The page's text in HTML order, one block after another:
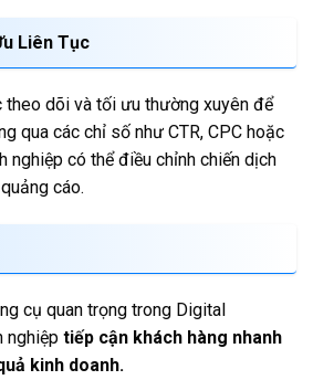
Liên Tục
dõi và tối ưu thường xuyên để
qua các chỉ số như CTR, CPC hoặc
nghiệp có thể điều chỉnh chiến dịch
cáo.
cụ quan trọng trong Digital
nghiệp tiếp cận khách hàng nhanh
kinh doanh.